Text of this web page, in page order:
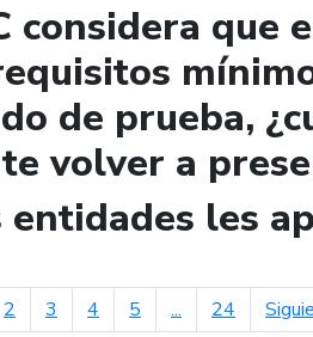
considera que
de prueba,
volver a
entidades les
2 3 4 5 ... 24